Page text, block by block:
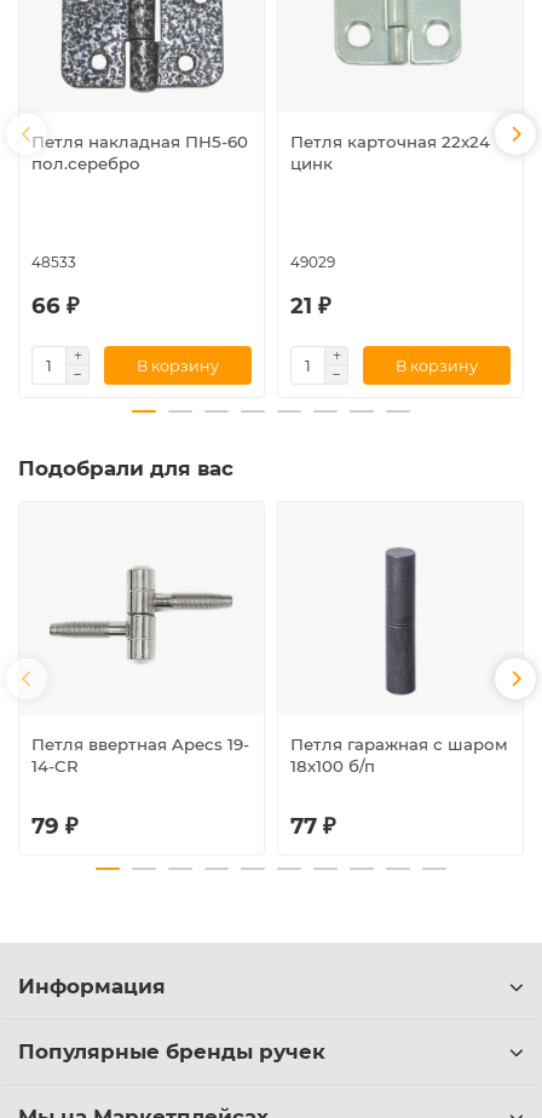
Петля накладная ПН5-60
пол.серебро
48533
66 ₽
В корзину
Петля карточная 22x24
цинк
49029
21 ₽
В корзину
Подобрали для вас
Петля ввертная Apecs 19-
14-CR
79 ₽
Петля гаражная с шаром
18х100 б/п
77 ₽
Информация
Популярные бренды ручек